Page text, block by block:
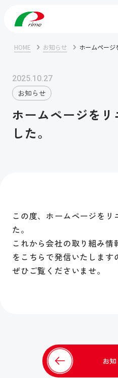
HOME お知らせ ホームページ
2025.10.27
お知らせ
ホームページを
した。
この度、ホームページをリ
た。
これから会社の取り組み
をこちらで発信いたします
ぜひご覧くださいませ。
お